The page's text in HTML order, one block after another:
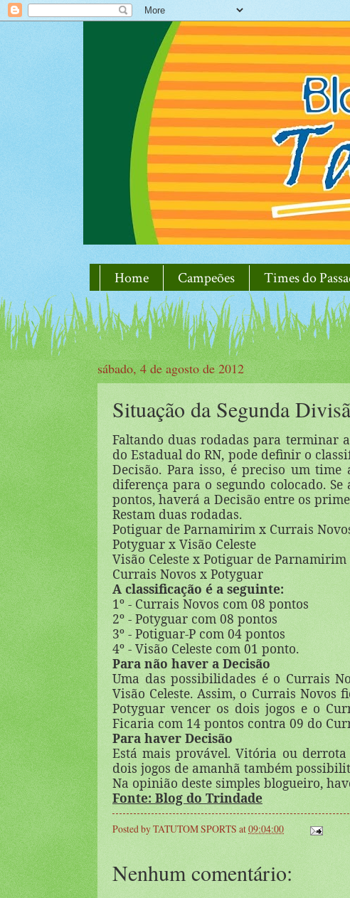
Home Campeões Times do
sábado, 4 de agosto de 2012
Situação da Segunda
Faltando duas rodadas para terminar
do Estadual do RN, pode definir o
Decisão. Para isso, é preciso um
diferença para o segundo colocado.
pontos, haverá a Decisão entre os
Restam duas rodadas.
Potiguar de Parnamirim x Currais
Potyguar x Visão Celeste
Visão Celeste x Potiguar de Parnamirim
Currais Novos x Potyguar
A classificação é a seguinte:
1º - Currais Novos com 08 pontos
2º - Potyguar com 08 pontos
3º - Potiguar-P com 04 pontos
4º - Visão Celeste com 01 ponto.
Para não haver a Decisão
Uma das possibilidades é o Currais
Visão Celeste. Assim, o Currais
Potyguar vencer os dois jogos e o
Ficaria com 14 pontos contra 09 do
Para haver Decisão
Está mais provável. Vitória ou
dois jogos de amanhã também
Na opinião deste simples blogueiro,
Fonte: Blog do Trindade
Posted byTATUTOM SPORTS at09:04:00
Nenhum comentário: